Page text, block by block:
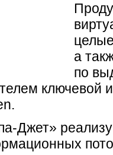
а
по
ключевой
Джет»